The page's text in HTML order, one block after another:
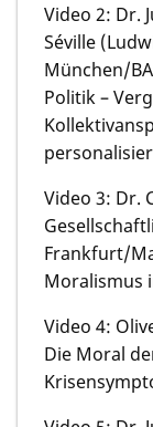
Video 2: Dr.
Séville
München/
Politik –
Video 3: Dr.
Frankfurt/
Moralismus
Video 4:
Die Moral